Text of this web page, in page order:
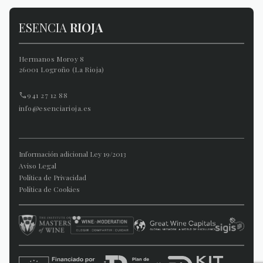
ESENCIARIOJA
Hermanos Moroy 8
26001 Logroño (La Rioja)
941 27 12 88
info@esenciarioja.es
Información adicional Ley 19/2013
Aviso Legal
Política de Privacidad
Política de Cookies